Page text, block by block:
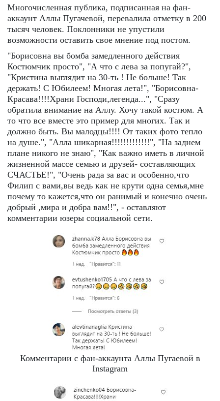
Многочисленная публика, подписанная на фан-
аккаунт Аллы Пугачевой, перевалила отметку в 200
тысяч человек. Поклонники не упустили
возможности оставить свое мнение под постом.
"Борисовна вы бомба замедленного действия
Костюмчик просто", "А что с лева за попугай?",
"Кристина выглядит на 30-ть ! Не больше! Так
держать! С Юбилеем! Многая лета!", "Борисовна-
Красава!!!!Храни Господи,легенда...", "Сразу
обратила внимание на Аллу. Хочу такой костюм. А
то что все вместе это пример для многих. Так и
должно быть. Вы малодцы!!!! От таких фото тепло
на душе.", "Алла шикарная!!!!!!!!!!!!!", "На заднем
плане никого не знаю", "Как важно иметь в личной
жизненной массе семью и друзей- составляющих
СЧАСТЬЕ!", "Очень рада за вас и особенно,что
Филип с вами,вы ведь как не крути одна семья,мне
почему то кажется,что он ранимый и конечно очень
добрый ,мира и добра вам!!", - оставляют
комментарии юзеры социальной сети.
Комментарии с фан-аккаунта Аллы Пугаевой в
Instagram